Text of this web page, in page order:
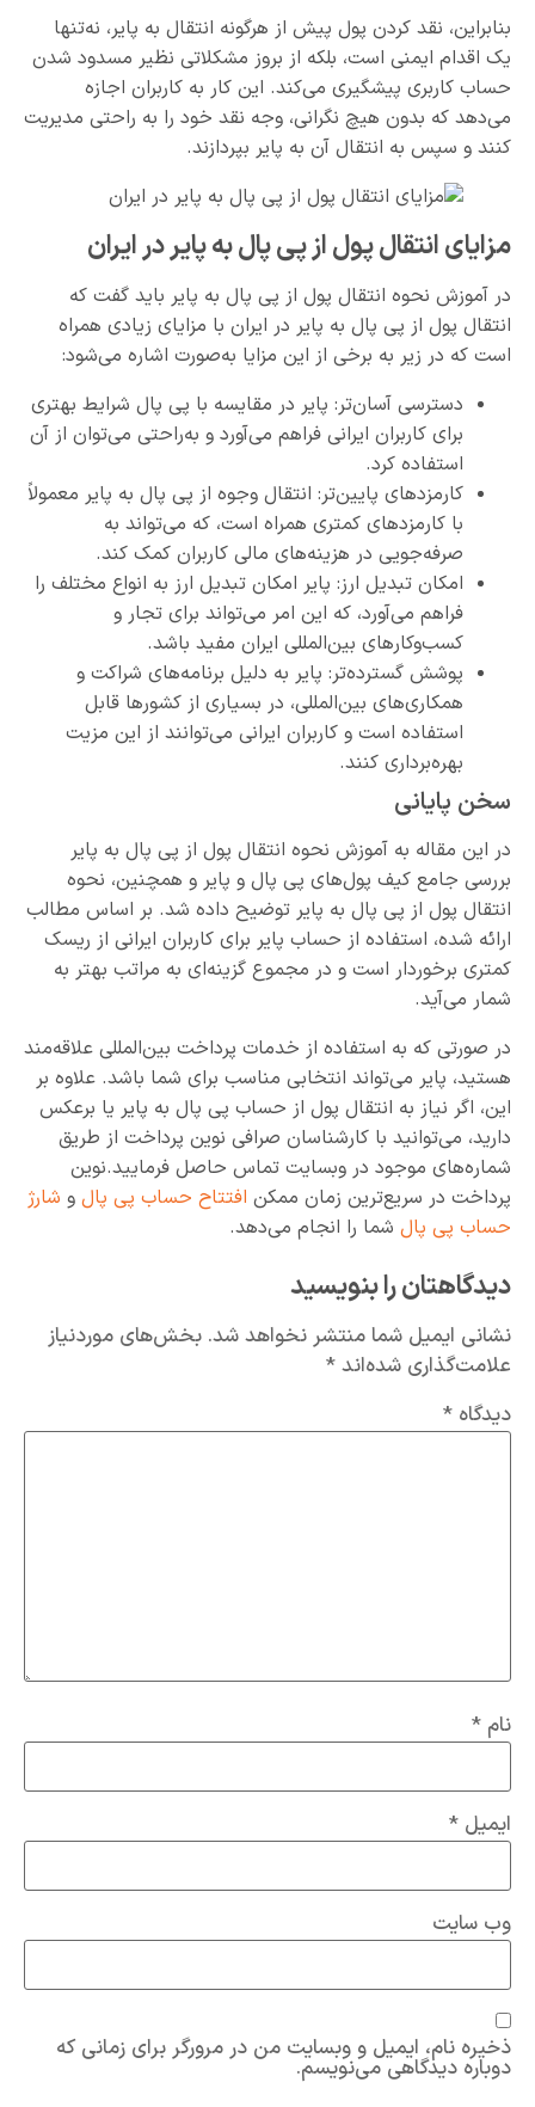
بنابراین، نقد کردن پول پیش از هرگونه انتقال به پایر، نه‌تنها
یک اقدام ایمنی است، بلکه از بروز مشکلاتی نظیر مسدود شدن
حساب کاربری پیشگیری می‌کند. این کار به کاربران اجازه
می‌دهد که بدون هیچ نگرانی، وجه نقد خود را به راحتی مدیریت
کنند و سپس به انتقال آن به پایر بپردازند.
مزایای انتقال پول از پی پال به پایر در ایران
در آموزش نحوه انتقال پول از پی پال به پایر باید گفت که
انتقال پول از پی پال به پایر در ایران با مزایای زیادی همراه
است که در زیر به برخی از این مزایا به‌صورت اشاره می‌شود:
دسترسی آسان‌تر: پایر در مقایسه با پی پال شرایط بهتری
برای کاربران ایرانی فراهم می‌آورد و به‌‌راحتی می‌توان از آن
استفاده کرد.
کارمزدهای پایین‌تر: انتقال وجوه از پی پال به پایر معمولاً
با کارمزدهای کمتری همراه است، که می‌تواند به
صرفه‌جویی در هزینه‌های مالی کاربران کمک کند.
امکان تبدیل ارز: پایر امکان تبدیل ارز به انواع مختلف را
فراهم می‌آورد، که این امر می‌تواند برای تجار و
کسب‌وکارهای بین‌المللی ایران مفید باشد.
پوشش گسترده‌تر: پایر به دلیل برنامه‌های شراکت و
همکاری‌های بین‌المللی، در بسیاری از کشورها قابل
استفاده است و کاربران ایرانی می‌توانند از این مزیت
بهره‌برداری کنند.
سخن پایانی
در این مقاله به آموزش نحوه انتقال پول از پی پال به پایر
بررسی جامع کیف پول‌های پی پال و پایر و همچنین، نحوه
انتقال پول از پی پال به پایر توضیح داده شد. بر اساس مطالب
ارائه شده، استفاده از حساب پایر برای کاربران ایرانی از ریسک
کمتری برخوردار است و در مجموع گزینه‌ای به مراتب بهتر به
شمار می‌آید.
در صورتی که به استفاده از خدمات پرداخت بین‌المللی علاقه‌مند
هستید، پایر می‌تواند انتخابی مناسب برای شما باشد. علاوه بر
این، اگر نیاز به انتقال پول از حساب پی پال به پایر یا برعکس
دارید، می‌توانید با کارشناسان صرافی نوین پرداخت از طریق
شماره‌های موجود در وبسایت تماس حاصل فرمایید.نوین
پرداخت در سریع‌ترین زمان ممکن افتتاح حساب پی پال و شارژ
حساب پی پال شما را انجام می‌دهد.
دیدگاهتان را بنویسید
نشانی ایمیل شما منتشر نخواهد شد. بخش‌های موردنیاز
علامت‌گذاری شده‌اند*
دیدگاه *
نام *
ایمیل *
وب‌ سایت
ذخیره نام، ایمیل و وبسایت من در مرورگر برای زمانی که
دوباره دیدگاهی می‌نویسم.